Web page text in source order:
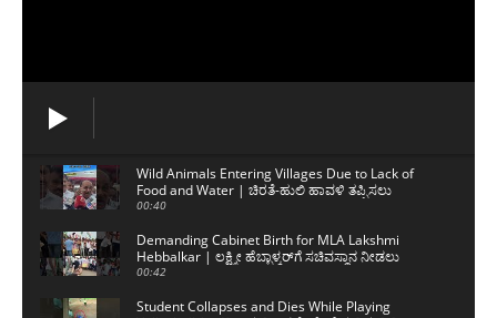
Wild Animals Entering Villages Due to Lack of
Food and Water | ಚಿರತೆ-ಹುಲಿ ಹಾವಳಿ ತಪ್ಪಿಸಲು
ಸಾಧ್ಯವಿಲ್ಲ
00:40
Demanding Cabinet Birth for MLA Lakshmi
Hebbalkar | ಲಕ್ಷ್ಮೀ ಹೆಬ್ಬಾಳ್ಕರ್‌ಗೆ ಸಚಿವಸ್ಥಾನ ನೀಡಲು
ಒತ್ತಾಯ
00:42
Student Collapses and Dies While Playing